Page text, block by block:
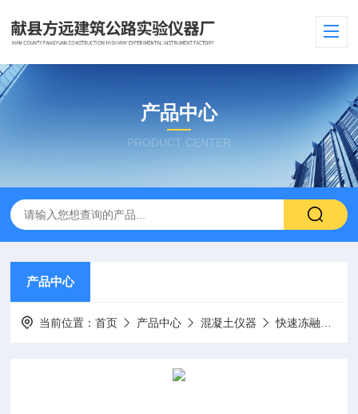
产品中心
PRODUCT CENTER
产品中心
当前位置：首页 产品中心 混凝土仪器 快速冻融试验箱